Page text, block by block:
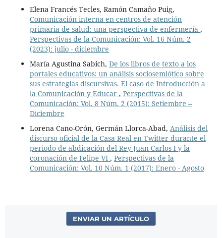
Elena Francés Tecles, Ramón Camaño Puig,
Comunicación interna en centros de atención
primaria de salud: una perspectiva de enfermería ,
Perspectivas de la Comunicación: Vol. 16 Núm. 2
(2023): julio - diciembre
María Agustina Sabich, De los libros de texto a los
portales educativos: un análisis sociosemiótico sobre
sus estrategias discursivas. El caso de Introducción a
la Comunicación y Educar , Perspectivas de la
Comunicación: Vol. 8 Núm. 2 (2015): Setiembre –
Diciembre
Lorena Cano-Orón, Germán Llorca-Abad, Análisis del
discurso oficial de la Casa Real en Twitter durante el
periodo de abdicación del Rey Juan Carlos I y la
coronación de Felipe VI , Perspectivas de la
Comunicación: Vol. 10 Núm. 1 (2017): Enero - Agosto
ENVIAR UN ARTÍCULO